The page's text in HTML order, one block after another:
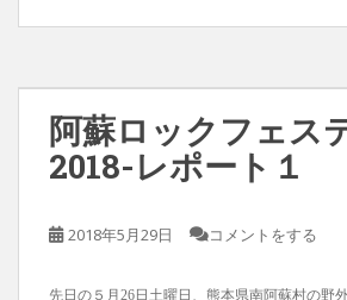
阿蘇ロックフェス
2018-レポート１
2018年5月29日 コメントをする
先日の５月26日土曜日、熊本県南阿蘇村の野